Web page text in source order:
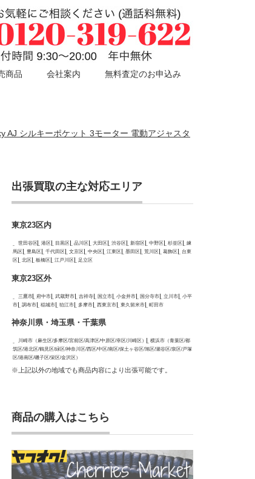
商品 会社案内 無料査定のお申込み
AJ シルキーポケット 3モーター 電動アジャスタ
出張買取の主な対応エリア
東京23区内
世田谷区 港区 目黒区 品川区 大田区 渋谷区 新宿区 中野区 杉並区
練
馬区
豊島区 千代田区 文京区 中央区 江東区 墨田区 荒川区 葛飾区
台東
区
北区 板橋区 江戸川区 足立区
東京23区外
三鷹市 府中市 武蔵野市 吉祥寺 国立市 小金井市 国分寺市 立川市
小平
市
調布市 稲城市 狛江市 多摩市 西東京市 東久留米市 町田市
神奈川県・埼玉県・千葉県
川崎市（麻生区/多摩区/宮前区/高津区/中原区/幸区/川崎区）
横浜市（青葉区/都
筑区/港北区/鶴見区/緑区/神奈川区/西区/中区/南区/保土ヶ谷区/旭区/瀬谷区/泉区/戸塚
区/港南区/磯子区/栄区/金沢区）
※上記以外の地域でも商品内容により出張可能です。
商品の購入はこちら